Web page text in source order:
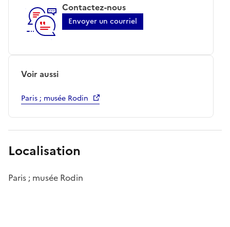
Contactez-nous
Envoyer un courriel
Voir aussi
Paris ; musée Rodin
Localisation
Paris ; musée Rodin